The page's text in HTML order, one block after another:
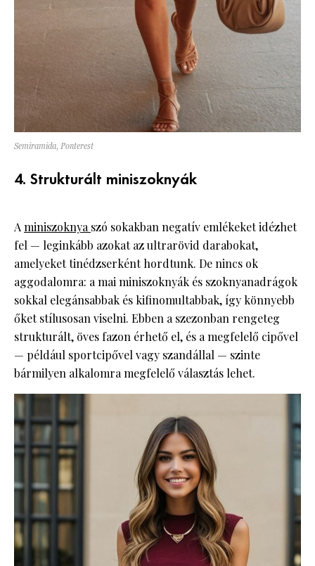
Semiramida, Ponterest
4. Strukturált miniszoknyák
A miniszoknya szó sokakban negatív emlékeket idézhet
fel — leginkább azokat az ultrarövid darabokat,
amelyeket tinédzserként hordtunk. De nincs ok
aggodalomra: a mai miniszoknyák és szoknyanadrágok
sokkal elegánsabbak és kifinomultabbak, így könnyebb
őket stílusosan viselni. Ebben a szezonban rengeteg
strukturált, öves fazon érhető el, és a megfelelő cipővel
— például sportcipővel vagy szandállal — szinte
bármilyen alkalomra megfelelő választás lehet.